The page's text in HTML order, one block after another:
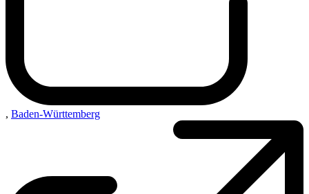
, Baden-Württemberg